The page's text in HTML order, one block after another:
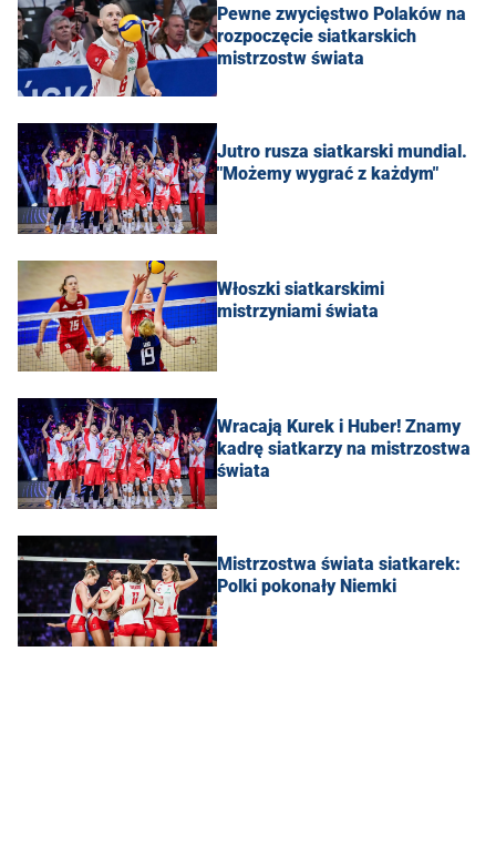
Pewne zwycięstwo Polaków na
rozpoczęcie siatkarskich
mistrzostw świata
Jutro rusza siatkarski mundial.
"Możemy wygrać z każdym"
Włoszki siatkarskimi
mistrzyniami świata
Wracają Kurek i Huber! Znamy
kadrę siatkarzy na mistrzostwa
świata
Mistrzostwa świata siatkarek:
Polki pokonały Niemki